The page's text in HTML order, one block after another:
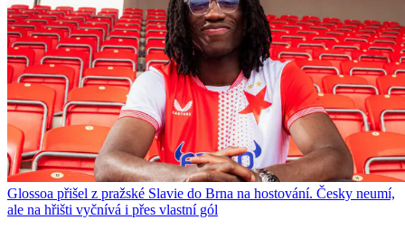
Glossoa přišel z pražské Slavie do Brna na hostování. Česky neumí,
ale na hřišti vyčnívá i přes vlastní gól